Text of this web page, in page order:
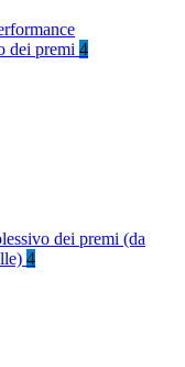
dei premi 4
dei premi (da
4